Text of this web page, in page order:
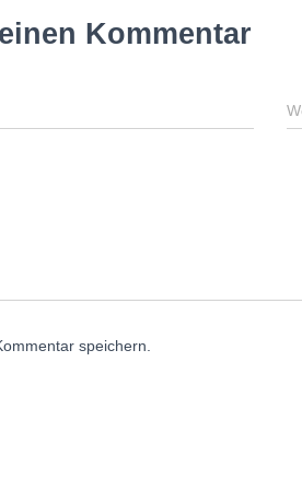
Kommentar
speichern.